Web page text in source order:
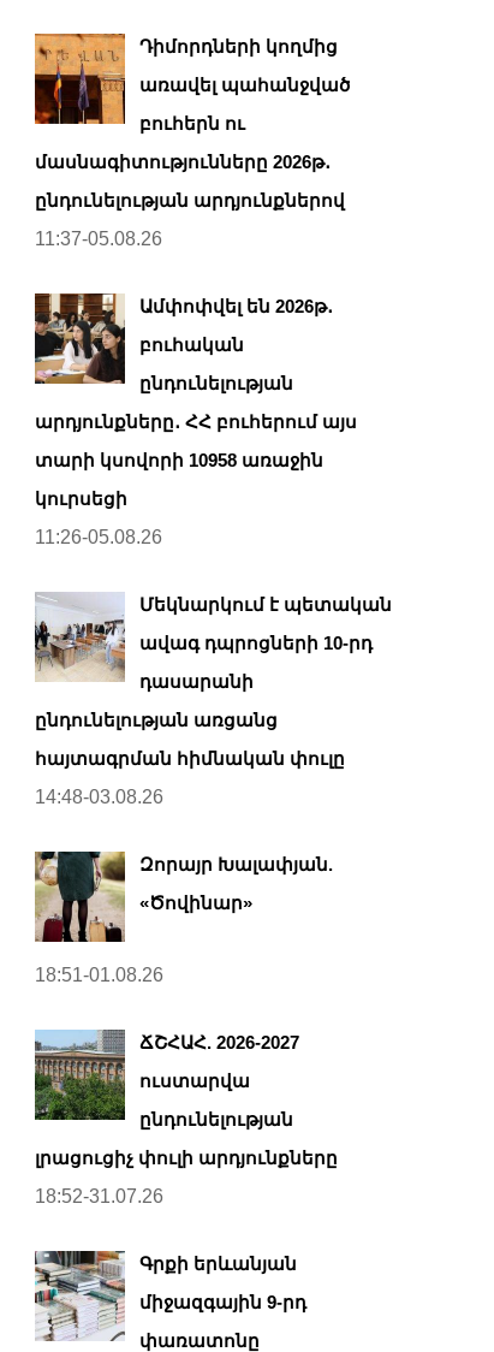
Դիմորդների կողմից
առավել պահանջված
բուհերն ու
մասնագիտությունները 2026թ․
ընդունելության արդյունքներով
11:37-05.08.26
Ամփոփվել են 2026թ․
բուհական
ընդունելության
արդյունքները․ ՀՀ բուհերում այս
տարի կսովորի 10958 առաջին
կուրսեցի
11:26-05.08.26
Մեկնարկում է պետական
ավագ դպրոցների 10-րդ
դասարանի
ընդունելության առցանց
հայտագրման հիմնական փուլը
14:48-03.08.26
Զորայր Խալափյան.
«Ծովինար»
18:51-01.08.26
ՃՇՀԱՀ. 2026-2027
ուստարվա
ընդունելության
լրացուցիչ փուլի արդյունքները
18:52-31.07.26
Գրքի երևանյան
միջազգային 9-րդ
փառատոնը